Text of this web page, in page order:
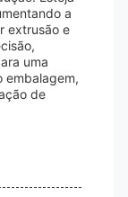
a
extrusão e
uma
embalagem,
de